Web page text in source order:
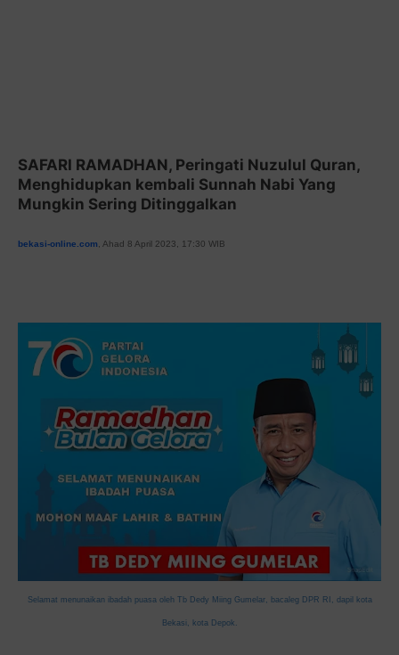
SAFARI RAMADHAN, Peringati Nuzulul Quran,
Menghidupkan kembali Sunnah Nabi Yang
Mungkin Sering Ditinggalkan
bekasi-online.com , Ahad 8 April 2023, 17:30 WIB
Selamat menunaikan ibadah puasa oleh Tb Dedy Miing Gumelar, bacaleg DPR RI, dapil kota
Bekasi, kota Depok.